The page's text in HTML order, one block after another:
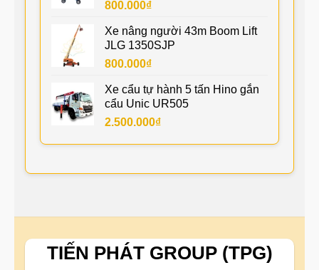
800.000₫
Xe nâng người 43m Boom Lift
JLG 1350SJP
800.000₫
Xe cẩu tự hành 5 tấn Hino gắn
cẩu Unic UR505
2.500.000₫
TIẾN PHÁT GROUP (TPG)